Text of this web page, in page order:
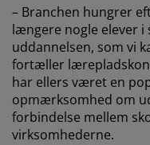
– Branchen hungrer
længere nogle elever i
uddannelsen, som vi
fortæller
har ellers været en
opmærksomhed om
forbindelse mellem
virksomhederne.